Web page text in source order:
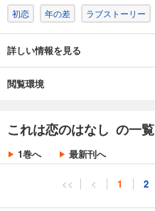
初恋 年の差 ラブストーリー
詳しい情報を見る
閲覧環境
これは恋のはなし の一覧
1巻へ 最新刊へ
<< < 1 2